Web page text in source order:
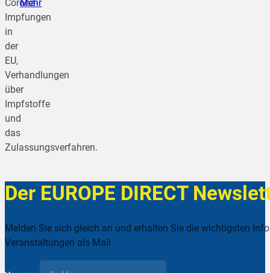
Corona-
Impfungen
in
der
EU,
Verhandlungen
über
Impfstoffe
und
das
Zulassungsverfahren.
Mehr
Der EUROPE DIRECT
Melden Sie sich gleich an und erhalten Sie die wichtigsten
Veranstaltungen als Mail